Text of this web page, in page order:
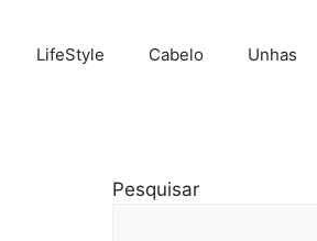
LifeStyle Cabelo Unhas
Pesquisar